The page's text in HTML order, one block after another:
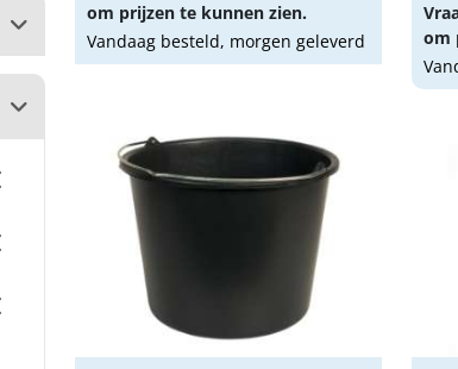
om prijzen te kunnen zien.
Vandaag besteld, morgen geleverd
om